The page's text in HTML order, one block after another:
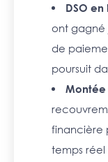
DSO
ont gagné
de
poursuit
financière
temps réel